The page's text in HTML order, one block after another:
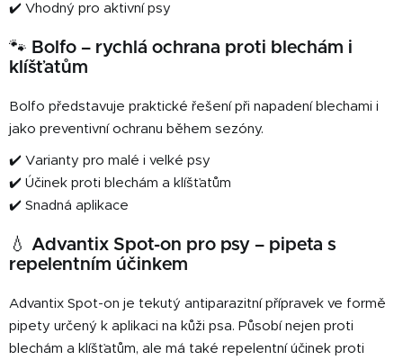
✔️ Vhodný pro aktivní psy
🐾 Bolfo – rychlá ochrana proti blechám i
klíšťatům
Bolfo představuje praktické řešení při napadení blechami i
jako preventivní ochranu během sezóny.
✔️ Varianty pro malé i velké psy
✔️ Účinek proti blechám a klíšťatům
✔️ Snadná aplikace
💧 Advantix Spot-on pro psy – pipeta s
repelentním účinkem
Advantix Spot-on je tekutý antiparazitní přípravek ve formě
pipety určený k aplikaci na kůži psa. Působí nejen proti
blechám a klíšťatům, ale má také repelentní účinek proti